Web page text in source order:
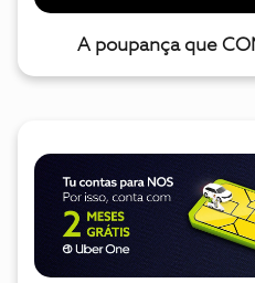
A poupança que